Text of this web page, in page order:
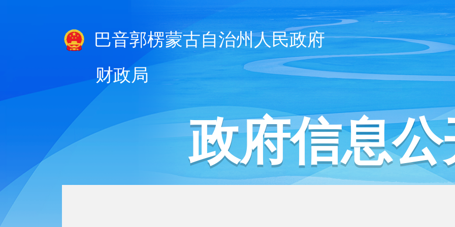
巴音郭楞蒙古自治州人民政府
财政局
政府信息公